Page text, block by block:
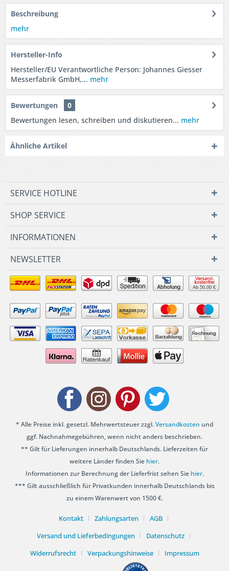
Beschreibung
mehr
Hersteller-Info
Hersteller/EU Verantwortliche Person: Johannes Giesser
Messerfabrik GmbH,... mehr
Bewertungen
0
Bewertungen lesen, schreiben und diskutieren... mehr
Ähnliche Artikel
SERVICE HOTLINE
SHOP SERVICE
INFORMATIONEN
NEWSLETTER
Ab 50,00 €
* Alle Preise inkl. gesetzl. Mehrwertsteuer zzgl.Versandkosten und
ggf. Nachnahmegebühren, wenn nicht anders beschrieben.
** Gilt für Lieferungen innerhalb Deutschlands. Lieferzeiten für
weitere Länder finden Sie hier.
Informationen zur Berechnung der Lieferfrist sehen Sie hier.
*** Gilt ausschließlich für Privatkunden innerhalb Deutschlands bis
zu einem Warenwert von 1500 €.
Kontakt Zahlungsarten
AGB
Versand und Lieferbedingungen
Datenschutz
Widerrufsrecht
Verpackungshinweise Impressum